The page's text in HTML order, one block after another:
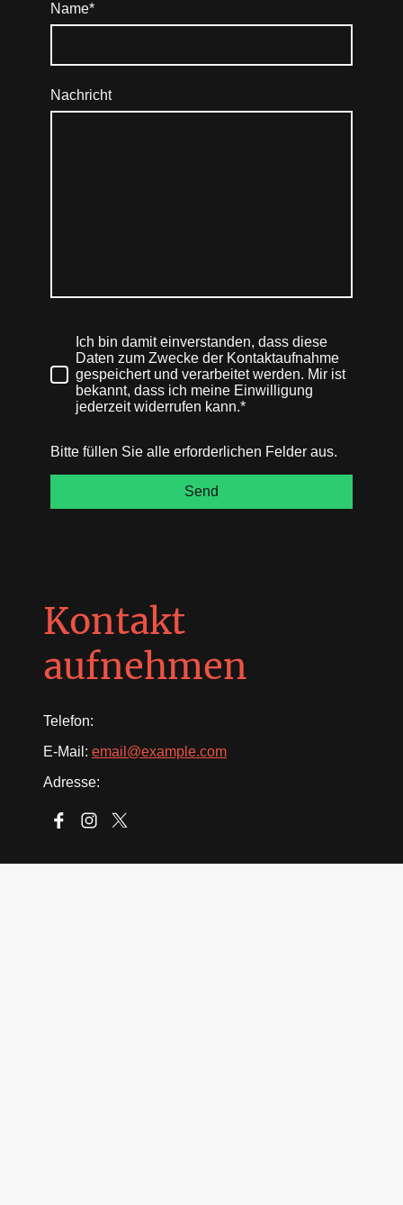
Name*
Nachricht
Ich bin damit einverstanden, dass diese
Daten zum Zwecke der Kontaktaufnahme
gespeichert und verarbeitet werden. Mir ist
bekannt, dass ich meine Einwilligung
jederzeit widerrufen kann.*
Bitte füllen Sie alle erforderlichen Felder aus.
Send
Kontakt
aufnehmen
Telefon:
E-Mail: email@example.com
Adresse: